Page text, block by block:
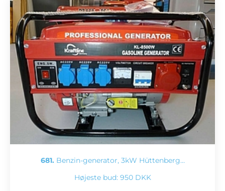
681. Benzin-generator, 3kW Hüttenberg…
Højeste bud: 950 DKK